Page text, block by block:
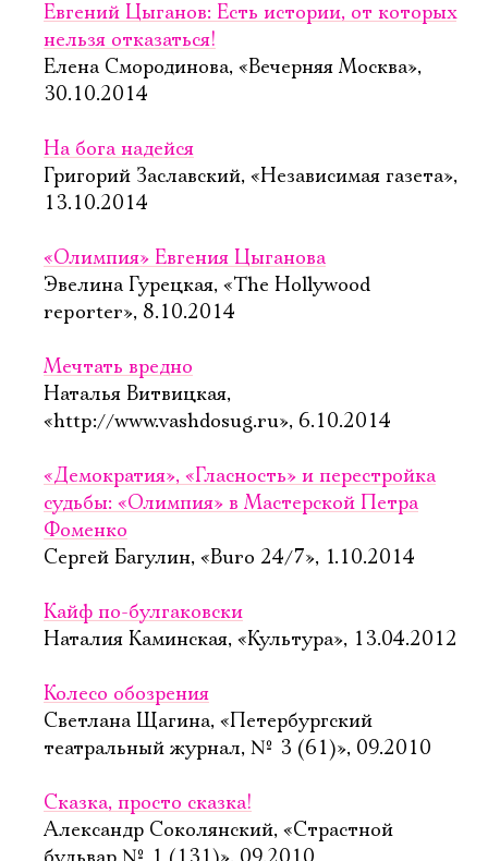
Евгений Цыганов: Есть истории, от которых
нельзя отказаться!
Елена Смородинова, «Вечерняя Москва»,
30.10.2014
На бога надейся
Григорий Заславский, «Независимая газета»,
13.10.2014
«Олимпия» Евгения Цыганова
Эвелина Гурецкая, «The Hollywood
reporter», 8.10.2014
Мечтать вредно
Наталья Витвицкая,
«http://www.vashdosug.ru», 6.10.2014
«Демократия», «Гласность» и перестройка
судьбы: «Олимпия» в Мастерской Петра
Фоменко
Сергей Багулин, «Buro 24/7», 1.10.2014
Кайф по-булгаковски
Наталия Каминская, «Культура», 13.04.2012
Колесо обозрения
Светлана Щагина, «Петербургский
театральный журнал, № 3 (61)», 09.2010
Сказка, просто сказка!
Александр Соколянский, «Страстной